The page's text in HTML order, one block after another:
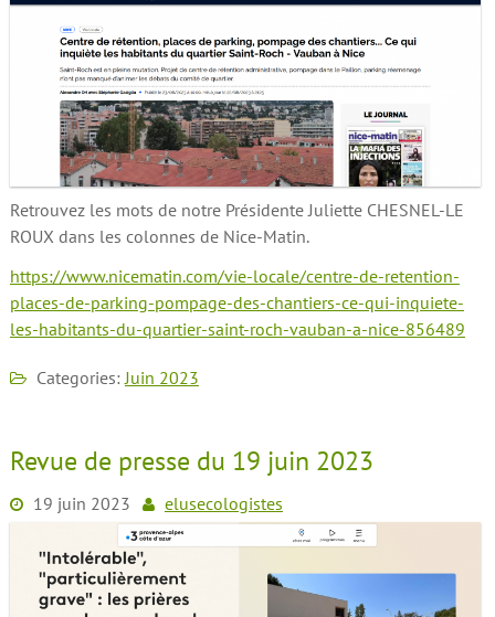
Retrouvez les mots de notre Présidente Juliette CHESNEL-LE
ROUX dans les colonnes de Nice-Matin.
https://www.nicematin.com/vie-locale/centre-de-retention-
places-de-parking-pompage-des-chantiers-ce-qui-inquiete-
les-habitants-du-quartier-saint-roch-vauban-a-nice-856489
Categories: Juin 2023
Revue de presse du 19 juin 2023
19 juin 2023 elusecologistes